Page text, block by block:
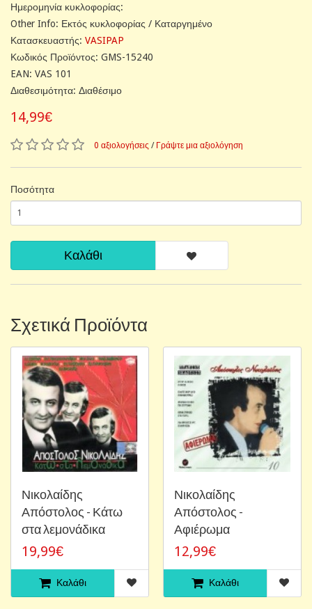
Ημερομηνία κυκλοφορίας:
Other Info: Εκτός κυκλοφορίας / Καταργημένο
Κατασκευαστής: VASIPAP
Κωδικός Προϊόντος: GMS-15240
EAN: VAS 101
Διαθεσιμότητα: Διαθέσιμο
14,99€
0 αξιολογήσεις / Γράψτε μια αξιολόγηση
Ποσότητα
Καλάθι
Σχετικά Προϊόντα
Νικολαίδης
Απόστολος - Κάτω
στα λεμονάδικα
19,99€
Καλάθι
Νικολαίδης
Απόστολος -
Αφιέρωμα
12,99€
Καλάθι